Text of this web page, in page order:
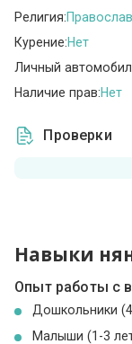
Религия:
Курение:Нет
Личный
Наличие прав:Нет
Проверки
Навыки
Опыт работы с
Дошкольники
Малыши (1-3